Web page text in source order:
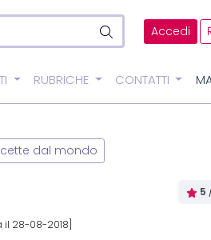
Accedi
RUBRICHE CONTATTI
dal mondo
5
il 28-08-2018]